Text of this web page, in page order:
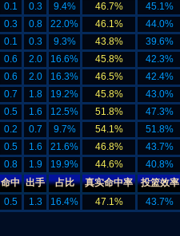
0.1 0.3 9.4% 46.7%
45.1%
0.3 0.8 22.0% 46.1%
44.0%
0.1 0.3 9.3% 43.8%
39.6%
0.6 2.0 16.6% 45.8%
42.3%
0.6 2.0 16.3% 46.5%
42.4%
0.7 1.8 19.2% 45.8%
43.0%
0.5 1.6 12.5% 51.8%
47.3%
0.2 0.7 9.7% 54.1%
51.8%
0.5 1.6 21.6% 46.8%
43.7%
0.8 1.9 19.9% 44.6%
40.8%
命中 出手 占比 真实命中率
投篮效率
0.5 1.3 16.4% 47.1% 43.7%